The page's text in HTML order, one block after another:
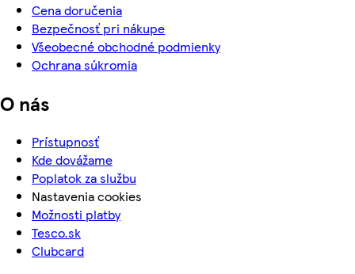
Cena doručenia
Bezpečnosť pri nákupe
Všeobecné obchodné podmienky
Ochrana súkromia
O nás
Prístupnosť
Kde dovážame
Poplatok za službu
Nastavenia cookies
Možnosti platby
Tesco.sk
Clubcard